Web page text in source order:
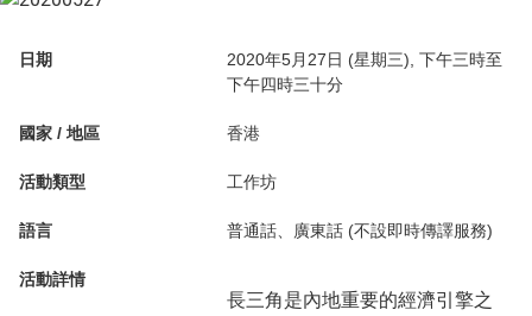
日期
2020年5月27日 (星期三), 下午三時至
下午四時三十分
國家 / 地區 香港
活動類型 工作坊
語言 普通話、廣東話 (不設即時傳譯服務)
活動詳情
長三角是內地重要的經濟引擎之